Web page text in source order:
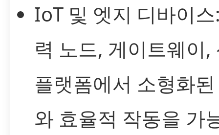
IoT 및 엣지 디바이
력 노드, 게이트웨이,
플랫폼에서 소형화
와 효율적 작동을 가